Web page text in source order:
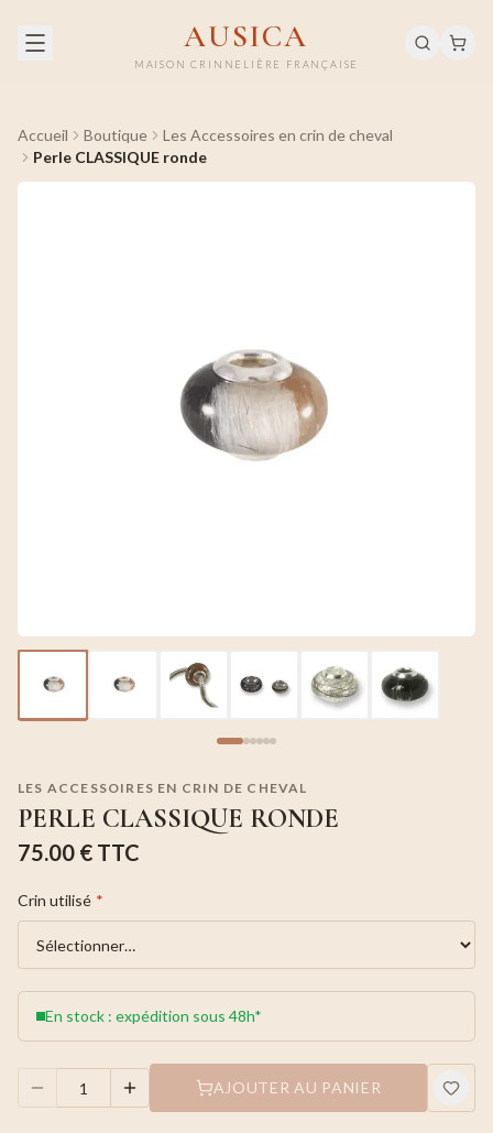
AUSICA
MAISON CRINNELIÈRE FRANÇAISE
Accueil Boutique
Les Accessoires en crin de cheval
Perle CLASSIQUE ronde
LES ACCESSOIRES EN CRIN DE CHEVAL
PERLE CLASSIQUE RONDE
75.00 € TTC
Crin utilisé *
En stock : expédition sous 48h*
AJOUTER AU PANIER